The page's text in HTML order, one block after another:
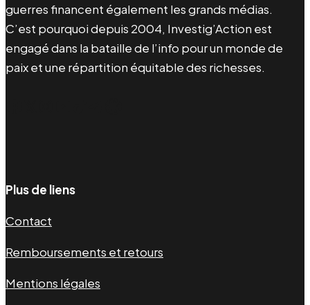
guerres financent également les grands médias.
C’est pourquoi depuis 2004, Investig’Action est
engagé dans la bataille de l’info pour un monde de
paix et une répartition équitable des richesses.
Plus de liens
Contact
Remboursements et retours
Mentions légales